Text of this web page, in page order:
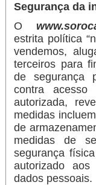
Segurança da
O
estrita política
vendemos,
terceiros para
de segurança
contra acesso
autorizada,
medidas
de
medidas de
segurança
autorizado
dados pessoais.